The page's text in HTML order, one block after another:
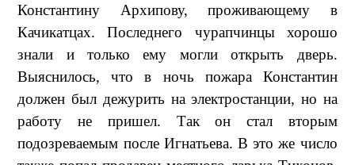
Константину Архипову, проживающему в
Качикатцах. Последнего чурапчинцы хорошо
знали и только ему могли открыть дверь.
Выяснилось, что в ночь пожара Константин
должен был дежурить на электростанции, но на
работу не пришел. Так он стал вторым
подозреваемым после Игнатьева. В это же число